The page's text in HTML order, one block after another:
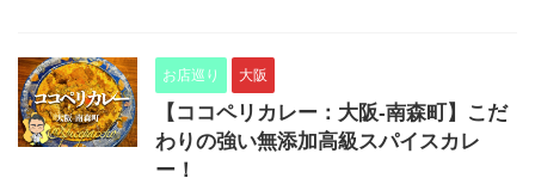
お店巡り 大阪
【ココペリカレー：大阪-南森町】こだ
わりの強い無添加高級スパイスカレ
ー！